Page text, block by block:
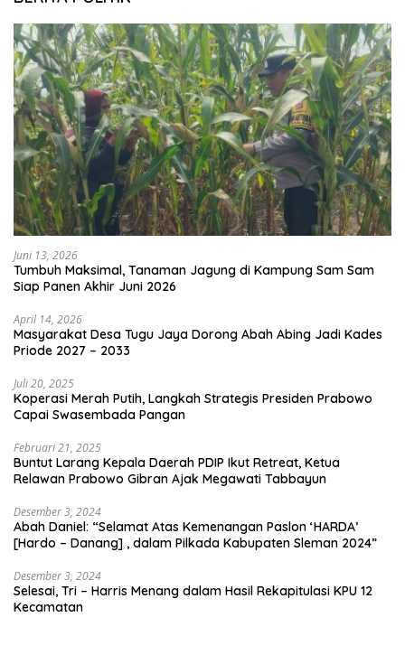
Juni 13, 2026
Tumbuh Maksimal, Tanaman Jagung di Kampung Sam Sam
Siap Panen Akhir Juni 2026
April 14, 2026
Masyarakat Desa Tugu Jaya Dorong Abah Abing Jadi Kades
Priode 2027 – 2033
Juli 20, 2025
Koperasi Merah Putih, Langkah Strategis Presiden Prabowo
Capai Swasembada Pangan
Februari 21, 2025
Buntut Larang Kepala Daerah PDIP Ikut Retreat, Ketua
Relawan Prabowo Gibran Ajak Megawati Tabbayun
Desember 3, 2024
Abah Daniel: “Selamat Atas Kemenangan Paslon ‘HARDA’
[Hardo – Danang] , dalam Pilkada Kabupaten Sleman 2024”
Desember 3, 2024
Selesai, Tri – Harris Menang dalam Hasil Rekapitulasi KPU 12
Kecamatan